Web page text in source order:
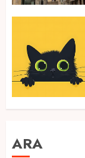
ARA